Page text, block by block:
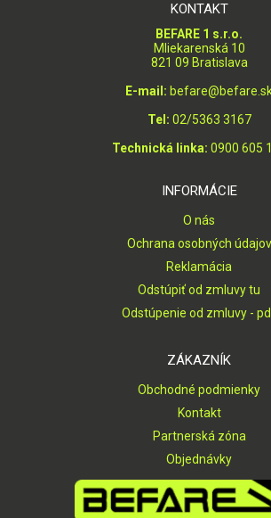
KONTAKT
BEFARE 1 s.r.o.
Mliekarenská 10
821 09 Bratislava
E-mail:
Tel: 02/5363 3167
Technická linka: 0900 605
INFORMÁCIE
O nás
Ochrana osobných údajov
Reklamácia
Odstúpiť od zmluvy tu
Odstúpenie od zmluvy -
ZÁKAZNÍK
Obchodné podmienky
Kontakt
Partnerská zóna
Objednávky